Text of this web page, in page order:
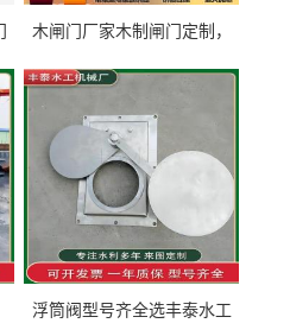
木闸门厂家木制闸门定制，
型号齐全
浮筒阀型号齐全选丰泰水工